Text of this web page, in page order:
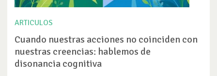
ARTICULOS
Cuando nuestras acciones no coinciden con
nuestras creencias: hablemos de
disonancia cognitiva